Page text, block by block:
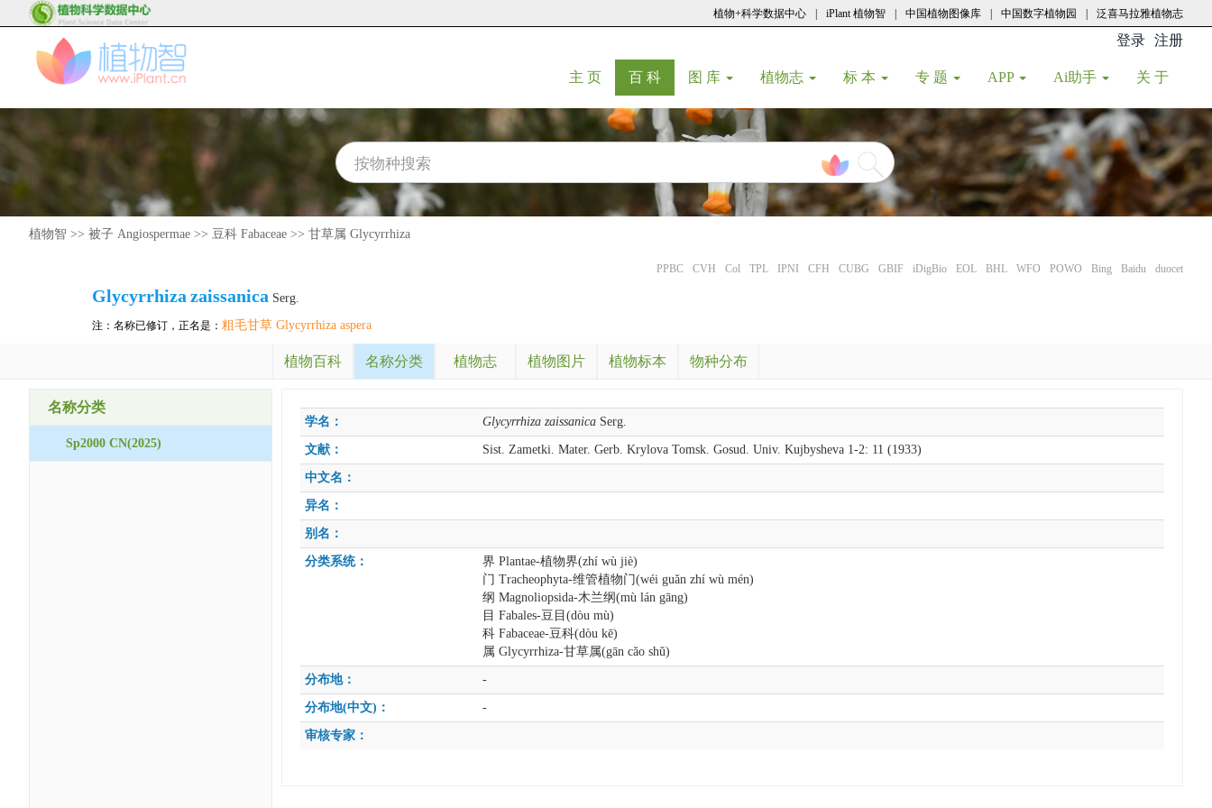
植物+科学数据中心 iPlant 植物智 中国植物图像库 中国数字植物园 泛喜马拉雅植物志
登录 注册
主 页(current)
百 科(current)
图 库 植物志 标 本 专 题 APP Ai助手 关 于
植物智 >> 被子 Angiospermae >> 豆科 Fabaceae >> 甘草属 Glycyrrhiza
PPBC CVH Col TPL IPNI CFH CUBG GBIF iDigBio EOL BHL WFO POWO Bing Baidu duocet
Glycyrrhiza zaissanica Serg.
注：名称已修订，正名是： 粗毛甘草 Glycyrrhiza aspera
植物百科 名称分类 植物志 植物图片 植物标本 物种分布
名称分类
Sp2000 CN(2025)
学名： Glycyrrhiza zaissanica Serg.
文献： Sist. Zametki. Mater. Gerb. Krylova Tomsk. Gosud. Univ. Kujbysheva 1-2: 11 (1933)
中文名：
异名：
别名：
分类系统：
界 Plantae-植物界(zhí wù jiè)
门 Tracheophyta-维管植物门(wéi guǎn zhí wù mén)
纲 Magnoliopsida-木兰纲(mù lán gāng)
目 Fabales-豆目(dòu mù)
科 Fabaceae-豆科(dòu kē)
属 Glycyrrhiza-甘草属(gān cǎo shǔ)
分布地： -
分布地(中文)： -
审核专家：